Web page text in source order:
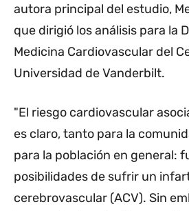
autora principal del estudio,
que dirigió los análisis para la
Medicina Cardiovascular del
Universidad de Vanderbilt.
"El riesgo cardiovascular
es claro, tanto para la
para la población en general:
posibilidades de sufrir un
cerebrovascular (ACV). Sin